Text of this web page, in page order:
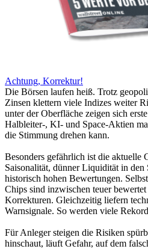
Achtung, Korrektur!
Die Börsen laufen heiß. Trotz
Zinsen klettern viele Indizes weiter
unter der Oberfläche zeigen sich
Halbleiter-, KI- und Space-Aktien
die Stimmung drehen kann.
Besonders gefährlich ist die aktuelle
Saisonalität, dünner Liquidität in den
historisch hohen Bewertungen.
Chips sind inzwischen teuer
Korrekturen. Gleichzeitig liefern
Warnsignale. So werden viele
Für Anleger steigen die Risiken
hinschaut, läuft Gefahr, auf dem